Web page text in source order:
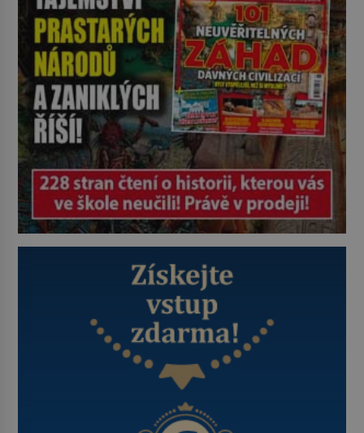
promyšlené a některé principy
používají chirurgové dodnes. Úplně
první […]